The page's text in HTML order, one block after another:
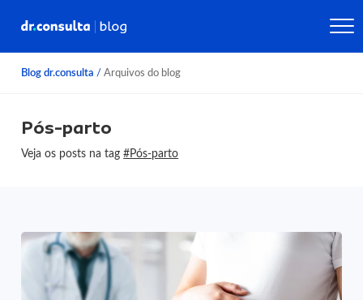
Blog dr.consulta / Arquivos do blog
Pós-parto
Veja os posts na tag#Pós-parto